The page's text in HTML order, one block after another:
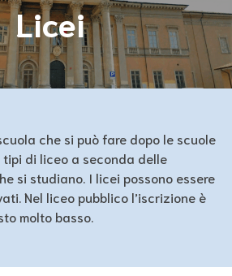
Licei
che si può fare dopo le scuole
tipi di liceo a seconda delle
si studiano. I licei possono essere
Nel liceo pubblico l’iscrizione è
molto basso.